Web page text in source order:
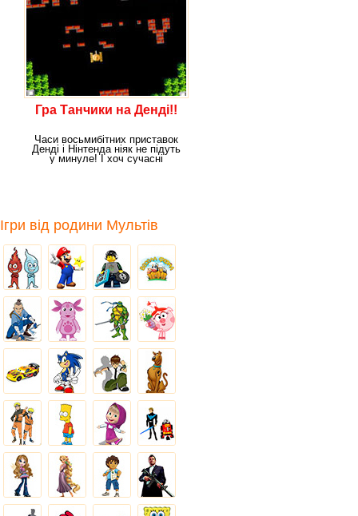
Гра Танчики на Денді!!
Часи восьмибітних приставок
Денді і Нінтенда ніяк не підуть
у минуле! І хоч сучасні
Ігри від родини Мультів